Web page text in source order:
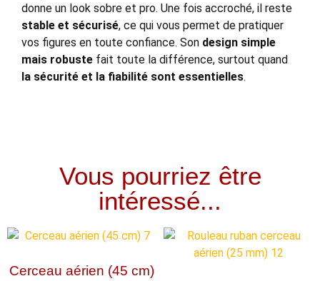
donne un look sobre et pro. Une fois accroché, il reste
stable et sécurisé, ce qui vous permet de pratiquer
vos figures en toute confiance. Son design simple
mais robuste fait toute la différence, surtout quand
la sécurité et la fiabilité sont essentielles.
Vous pourriez être
intéressé...
Cerceau aérien (45 cm)